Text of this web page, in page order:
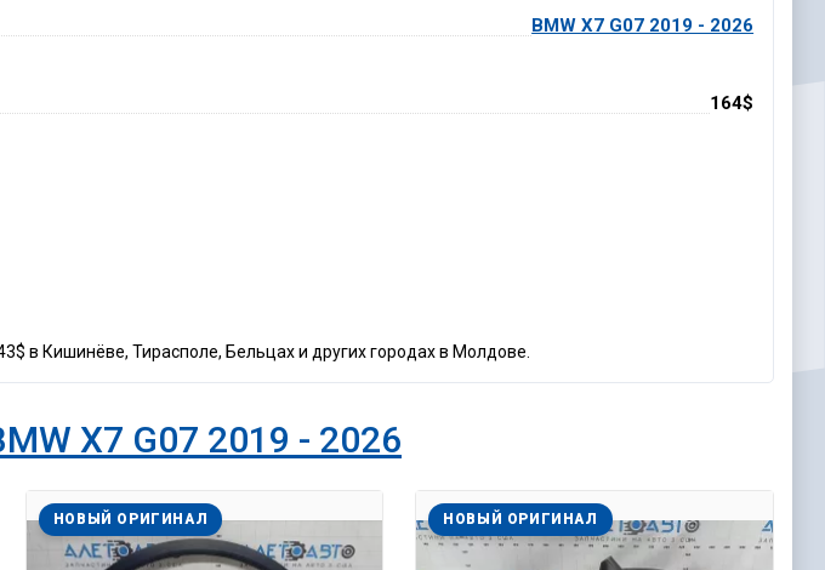
BMW X7 G07 2019 - 2026
164$
в Кишинёве, Тирасполе, Бельцах и других городах в Молдове.
X7 G07 2019 - 2026
НОВЫЙ ОРИГИНАЛ НОВЫЙ ОРИГИНАЛ